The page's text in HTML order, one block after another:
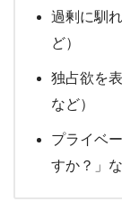
過剰に馴
ど）
独占欲を
など）
プライベ
すか？」な